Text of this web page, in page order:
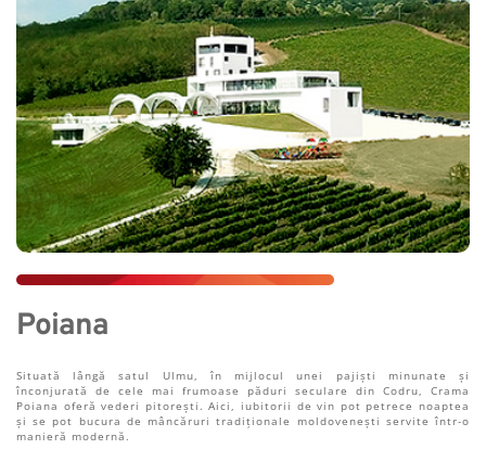
Poiana
Situată lângă satul Ulmu, în mijlocul unei pajiști minunate și
înconjurată de cele mai frumoase păduri seculare din Codru, Crama
Poiana oferă vederi pitorești. Aici, iubitorii de vin pot petrece noaptea
și se pot bucura de mâncăruri tradiționale moldovenești servite într-o
manieră modernă.